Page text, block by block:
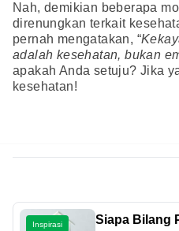
Nah, demikian beberapa
direnungkan terkait
pernah mengatakan, “
adalah kesehatan, bukan
apakah Anda setuju? Jika
kesehatan!
Inspirasi
Siapa Bilang